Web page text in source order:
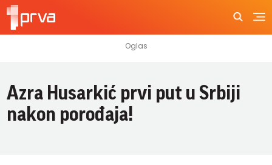
Azra Husarkić prvi put u Srbiji
nakon porođaja!